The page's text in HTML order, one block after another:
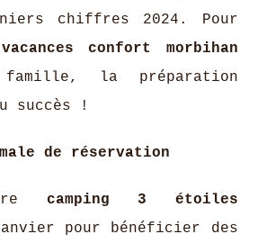
chiffres 2024. Pour
vacances confort morbihan
famille, la préparation
succès !
de réservation
camping 3 étoiles
pour bénéficier des